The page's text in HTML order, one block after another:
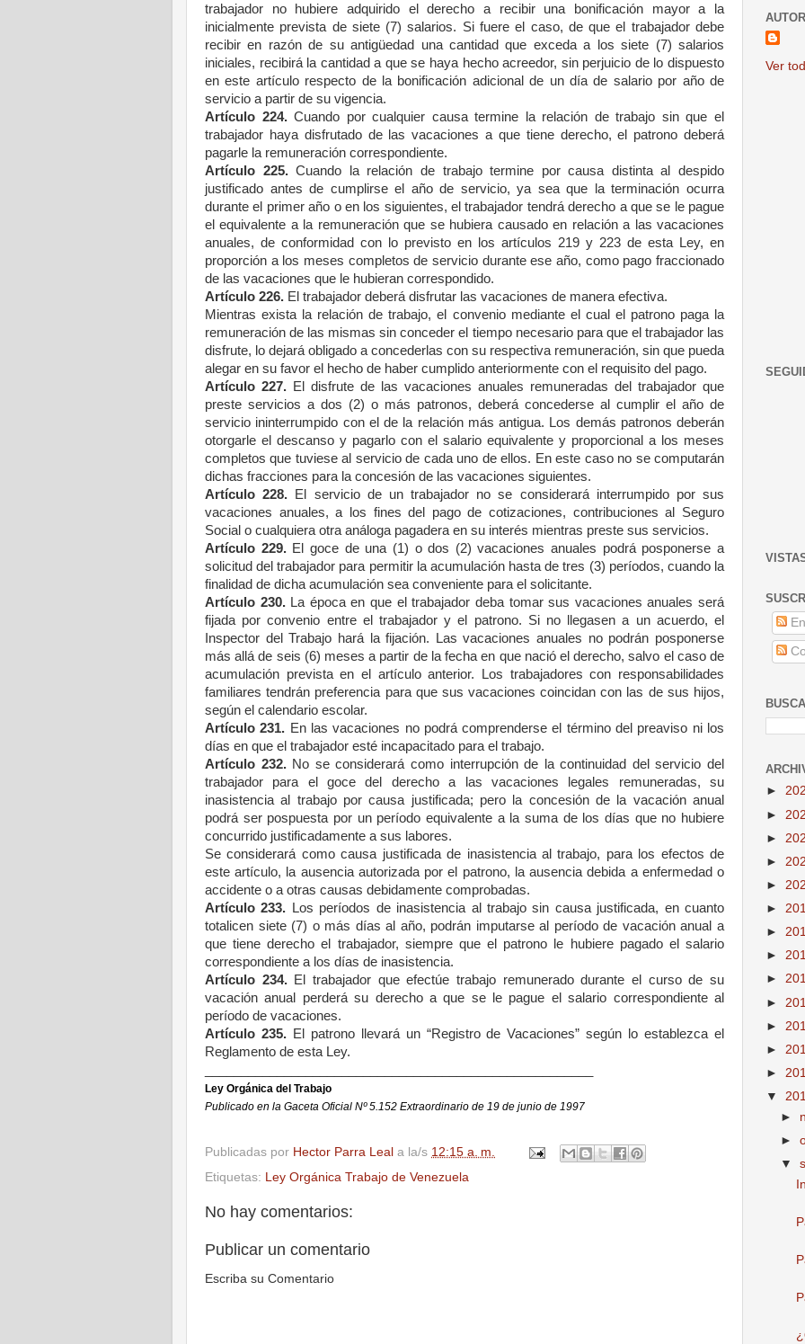
trabajador no hubiere adquirido el derecho a recibir una bonificación mayor a la
inicialmente prevista de siete (7) salarios. Si fuere el caso, de que el trabajador debe
recibir en razón de su antigüedad una cantidad que exceda a los siete (7) salarios
iniciales, recibirá la cantidad a que se haya hecho acreedor, sin perjuicio de lo dispuesto
en este artículo respecto de la bonificación adicional de un día de salario por año de
servicio a partir de su vigencia.
Artículo 224.Cuando por cualquier causa termine la relación de trabajo sin que el
trabajador haya disfrutado de las vacaciones a que tiene derecho, el patrono deberá
pagarle la remuneración correspondiente.
Artículo 225.Cuando la relación de trabajo termine por causa distinta al despido
justificado antes de cumplirse el año de servicio, ya sea que la terminación ocurra
durante el primer año o en los siguientes, el trabajador tendrá derecho a que se le pague
el equivalente a la remuneración que se hubiera causado en relación a las vacaciones
anuales, de conformidad con lo previsto en los artículos 219 y 223 de esta Ley, en
proporción a los meses completos de servicio durante ese año, como pago fraccionado
de las vacaciones que le hubieran correspondido.
Artículo 226. El trabajador deberá disfrutar las vacaciones de manera efectiva.
Mientras exista la relación de trabajo, el convenio mediante el cual el patrono paga la
remuneración de las mismas sin conceder el tiempo necesario para que el trabajador las
disfrute, lo dejará obligado a concederlas con su respectiva remuneración, sin que pueda
alegar en su favor el hecho de haber cumplido anteriormente con el requisito del pago.
Artículo 227. El disfrute de las vacaciones anuales remuneradas del trabajador que
preste servicios a dos (2) o más patronos, deberá concederse al cumplir el año de
servicio ininterrumpido con el de la relación más antigua. Los demás patronos deberán
otorgarle el descanso y pagarlo con el salario equivalente y proporcional a los meses
completos que tuviese al servicio de cada uno de ellos. En este caso no se computarán
dichas fracciones para la concesión de las vacaciones siguientes.
Artículo 228. El servicio de un trabajador no se considerará interrumpido por sus
vacaciones anuales, a los fines del pago de cotizaciones, contribuciones al Seguro
Social o cualquiera otra análoga pagadera en su interés mientras preste sus servicios.
Artículo 229.El goce de una (1) o dos (2) vacaciones anuales podrá posponerse a
solicitud del trabajador para permitir la acumulación hasta de tres (3) períodos, cuando la
finalidad de dicha acumulación sea conveniente para el solicitante.
Artículo 230.La época en que el trabajador deba tomar sus vacaciones anuales será
fijada por convenio entre el trabajador y el patrono. Si no llegasen a un acuerdo, el
Inspector del Trabajo hará la fijación. Las vacaciones anuales no podrán posponerse
más allá de seis (6) meses a partir de la fecha en que nació el derecho, salvo el caso de
acumulación prevista en el artículo anterior. Los trabajadores con responsabilidades
familiares tendrán preferencia para que sus vacaciones coincidan con las de sus hijos,
según el calendario escolar.
Artículo 231. En las vacaciones no podrá comprenderse el término del preaviso ni los
días en que el trabajador esté incapacitado para el trabajo.
Artículo 232.No se considerará como interrupción de la continuidad del servicio del
trabajador para el goce del derecho a las vacaciones legales remuneradas, su
inasistencia al trabajo por causa justificada; pero la concesión de la vacación anual
podrá ser pospuesta por un período equivalente a la suma de los días que no hubiere
concurrido justificadamente a sus labores.
Se considerará como causa justificada de inasistencia al trabajo, para los efectos de
este artículo, la ausencia autorizada por el patrono, la ausencia debida a enfermedad o
accidente o a otras causas debidamente comprobadas.
Artículo 233. Los períodos de inasistencia al trabajo sin causa justificada, en cuanto
totalicen siete (7) o más días al año, podrán imputarse al período de vacación anual a
que tiene derecho el trabajador, siempre que el patrono le hubiere pagado el salario
correspondiente a los días de inasistencia.
Artículo 234.El trabajador que efectúe trabajo remunerado durante el curso de su
vacación anual perderá su derecho a que se le pague el salario correspondiente al
período de vacaciones.
Artículo 235.El patrono llevará un “Registro de Vacaciones” según lo establezca el
Reglamento de esta Ley.
Ley Orgánica del Trabajo
Publicado en la Gaceta Oficial Nº 5.152 Extraordinario de 19 de junio de 1997
Publicadas por Hector Parra Leal a la/s 12:15 a. m.
Etiquetas: Ley Orgánica Trabajo de Venezuela
No hay comentarios:
Publicar un comentario
Escriba su Comentario
Ver
►
►
►
►
►
►
►
►
►
►
►
►
►
▼
►
►
▼